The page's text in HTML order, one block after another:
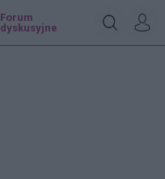
Forum
dyskusyjne